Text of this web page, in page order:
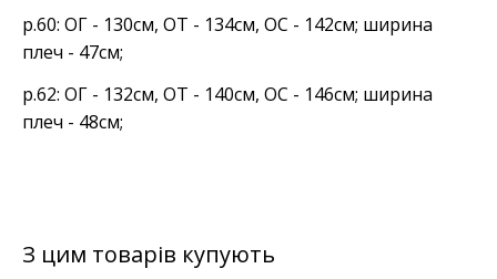
р.60: ОГ - 130см, ОТ - 134см, ОС - 142см; ширина
плеч - 47см;
р.62: ОГ - 132см, ОТ - 140см, ОС - 146см; ширина
плеч - 48см;
З цим товарів купують